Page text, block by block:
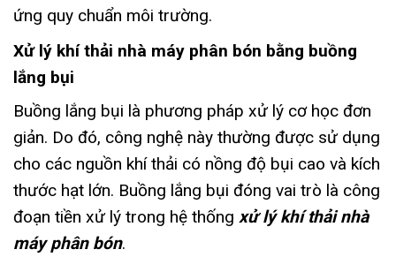
ứng quy chuẩn môi trường.
Xử lý khí thải nhà máy phân bón bằng buồng
lắng bụi
Buồng lắng bụi là phương pháp xử lý cơ học đơn
giản. Do đó, công nghệ này thường được sử dụng
cho các nguồn khí thải có nồng độ bụi cao và kích
thước hạt lớn. Buồng lắng bụi đóng vai trò là công
đoạn tiền xử lý trong hệ thống xử lý khí thải nhà
máy phân bón.